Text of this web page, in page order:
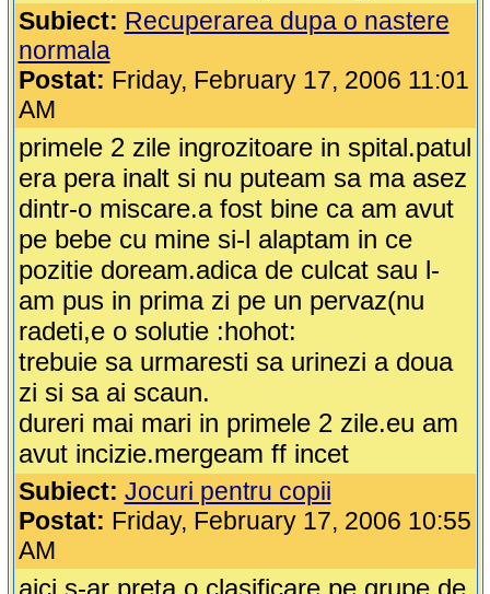
Subiect: Recuperarea dupa o nastere
normala
Postat: Friday, February 17, 2006 11:01
AM
primele 2 zile ingrozitoare in spital.patul
era pera inalt si nu puteam sa ma asez
dintr-o miscare.a fost bine ca am avut
pe bebe cu mine si-l alaptam in ce
pozitie doream.adica de culcat sau l-
am pus in prima zi pe un pervaz(nu
radeti,e o solutie :hohot:
trebuie sa urmaresti sa urinezi a doua
zi si sa ai scaun.
dureri mai mari in primele 2 zile.eu am
avut incizie.mergeam ff incet
Subiect: Jocuri pentru copii
Postat: Friday, February 17, 2006 10:55
AM